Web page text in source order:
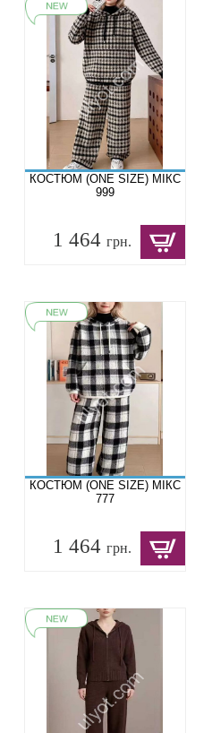
КОСТЮМ (ONE SIZE) МІКС
999
1 464грн.
КОСТЮМ (ONE SIZE) МІКС
777
1 464грн.